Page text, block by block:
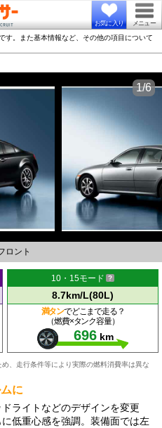
お気に入り メニュー
す。また基本情報など、その他の項目について
ロント
1/6
10・15モード
8.7km/L(80L)
満タンでどこまで走る？
（燃費×タンク容量）
696 km
、走行条件等により実際の燃料消費率は異な
に
ライトなどのデザインを変更
低重心感を強調。装備面では左